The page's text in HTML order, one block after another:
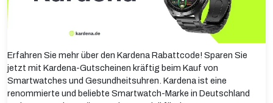
Erfahren Sie mehr über den Kardena Rabattcode! Sparen Sie
jetzt mit Kardena-Gutscheinen kräftig beim Kauf von
Smartwatches und Gesundheitsuhren. Kardena ist eine
renommierte und beliebte Smartwatch-Marke in Deutschland